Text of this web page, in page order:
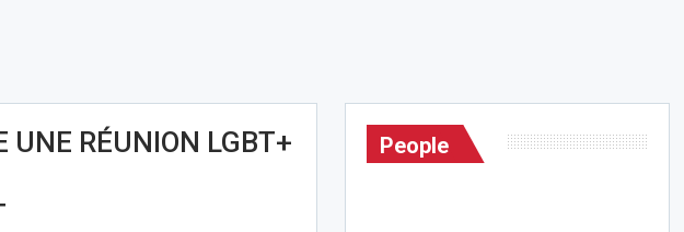
UNE RÉUNION LGBT+
People